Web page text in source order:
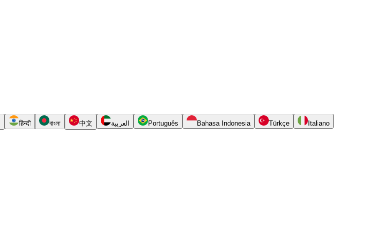
हिन्दी বাংলা 中文 العربية Português Bahasa Indonesia Türkçe Italiano